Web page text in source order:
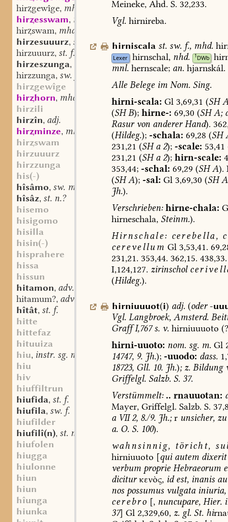
hirgewîge, mhd. st. n.
hiresswam, mhd. st. m.
hirswam, mhd. st. m.
hirzesuuurz, st. f.
hirzuuurz, st. f.
hirzeszunga,
hirzzunga, sw. f.
hirgewîge
hirhorn, mhd. st. n.
hirzili
hirzîn, adj.
hirminze, mhd. st. sw. f.
hirswam
hirzuuurz
hirzzunga
his(-)
hîsâmo, sw. m.
hîsâz, st. n.?
hisemo
hisigomo
hisilla
hisin(-)
hisprahere
hissa
hissun
hitamon, adv.
hitamum?, adv.
hîtât, st. f.
hitte
hittefaz
hituuiza
hiu, instr. sg. n.
hiu
hiv
hiuffiltrun
hiufida, st. f.
hiufila, sw. f.
hiufilder
hiufilî(n), st. n.
hiufolen
hiugga
hiulonne
hiun
hiun
hîunga
hiunka
Meineke,Ahd. S. 32,233.
Vgl.hirnireba.
hirniscala st. sw. f., mhd.
Lexer hirnschal, nhd. 1DWb
mnl.hernscale; an.hjarnskál.
AlleBelegeimNom.Sing.
hirni-scala: Gl3,69,31 (SH
(SHB); hirne-: 69,30 (SHA;
Rasurvonanderer Hand).
(Hildeg.); -schala: 69,28 (SH
231,21 (SHa2); -scale: 53,41
231,21 (SHa2); hirn-scale:
353,44; -schal: 69,29 (SHA).
(SHA); -sal: Gl3,69,30 (SH
Jh.).
Verschrieben: hirne-chala:
hirneschala, Steinm.).
Hirnschale: cerebella,
cerevellum Gl 3,53,41.
231,21. 353,44. 362,15. 438,33.
I,124,127. zirinschol
(Hildeg.).
hirniuuuot(i) adj. (oder -
Vgl. Langbroek,Amsterd.
GraffI,767s.v. hirniuuuoto
hirni-uuoto: nom.sg.m.Gl
14747, 9.Jh.); -uuodo: dass.
18723,Gll. 10.Jh.);z.Bildung
Griffelgl.Salzb.S.37.
Verstümmelt: .. rnauuotan:
Mayer,Griffelgl. Salzb. S.
aVII2,8./9.Jh.;r unsicher, zu
a.O.S.100).
wahnsinnig, töricht,
hirniuuoto [qui autemdixerit
verbumproprie Hebraeorum
diciturκενὸς, idest,inanis
nospossumusvulgatainiuria,
cerebro [, nuncupare, Hier.
37] Gl 2,329,60, z.gl.St.hi